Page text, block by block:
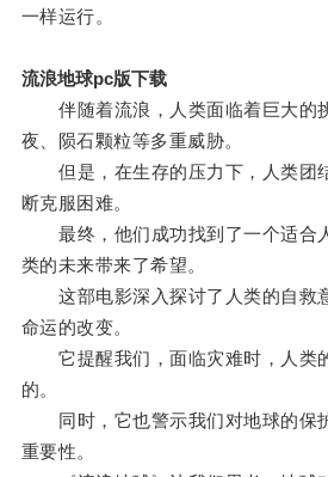
一样运行。
流浪地球pc版下载
伴随着流浪，人类面临着巨大的
夜、陨石颗粒等多重威胁。
但是，在生存的压力下，人类团
断克服困难。
最终，他们成功找到了一个适合
类的未来带来了希望。
这部电影深入探讨了人类的自救
命运的改变。
它提醒我们，面临灾难时，人类
的。
同时，它也警示我们对地球的保
重要性。